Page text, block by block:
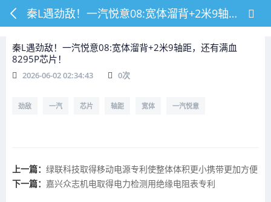
秦L遇劲敌！一汽悦意08:宽体溜背+2米9轴距，还有满血8295P芯片！
秦L遇劲敌！一汽悦意08:宽体溜背+2米9轴距，还有满血
8295P芯片！
2026-06-02 02:34:43 0次
劲敌 一汽 芯片 轴距 宽体 一汽悦意
上一篇： 绿联科技取得移动电源专利使整体体积更小携带更加方便
下一篇： 嘉兴众志机电取得电力检测用绝缘电阻表专利